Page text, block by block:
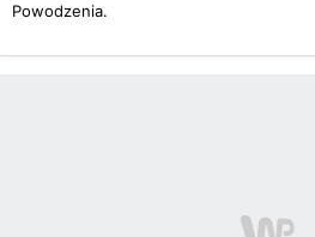
Powodzenia.